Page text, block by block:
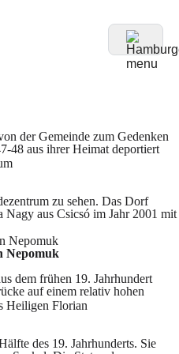
der Gemeinde zum Gedenken
48 aus ihrer Heimat deportiert
zu sehen. Das Dorf
Nagy aus Csicsó im Jahr 2001 mit
Nepomuk
dem frühen 19. Jahrhundert
auf einem relativ hohen
des 19. Jahrhunderts. Sie